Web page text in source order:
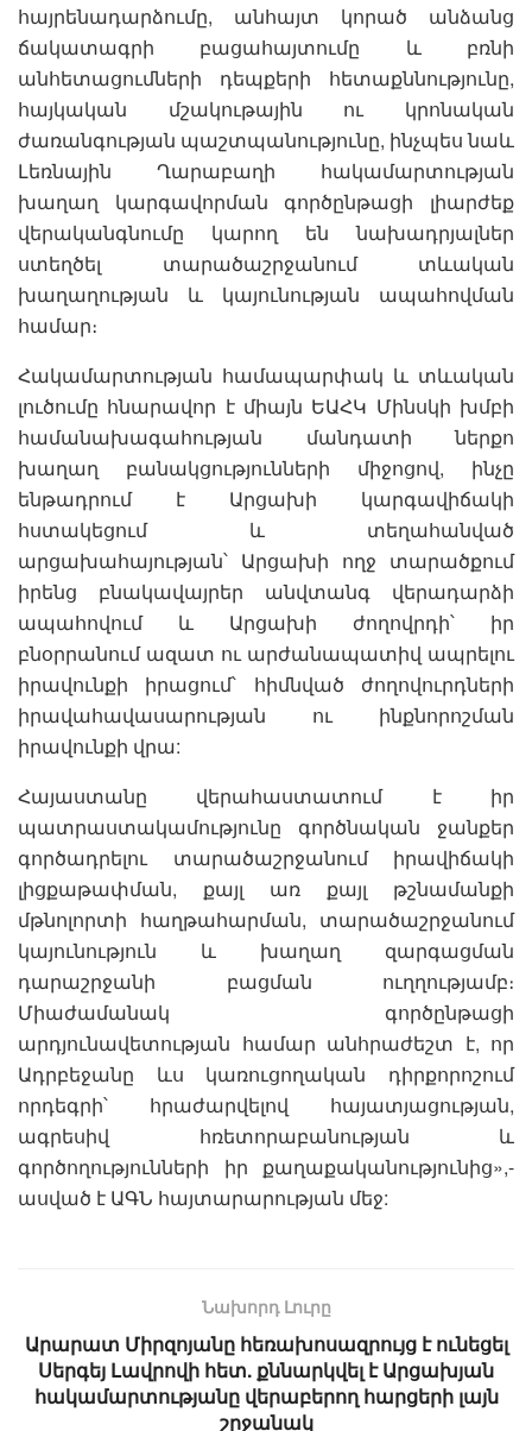
հայրենադարձումը, անհայտ կորած անձանց
ճակատագրի բացահայտումը և բռնի
անհետացումների դեպքերի հետաքննությունը,
հայկական մշակութային ու կրոնական
ժառանգության պաշտպանությունը, ինչպես նաև
Լեռնային Ղարաբաղի հակամարտության
խաղաղ կարգավորման գործընթացի լիարժեք
վերականգնումը կարող են նախադրյալներ
ստեղծել տարածաշրջանում տևական
խաղաղության և կայունության ապահովման
համար։
Հակամարտության համապարփակ և տևական
լուծումը հնարավոր է միայն ԵԱՀԿ Մինսկի խմբի
համանախագահության մանդատի ներքո
խաղաղ բանակցությունների միջոցով, ինչը
ենթադրում է Արցախի կարգավիճակի
հստակեցում և տեղահանված
արցախահայության՝ Արցախի ողջ տարածքում
իրենց բնակավայրեր անվտանգ վերադարձի
ապահովում և Արցախի ժողովրդի՝ իր
բնօրրանում ազատ ու արժանապատիվ ապրելու
իրավունքի իրացում՝ հիմնված ժողովուրդների
իրավահավասարության ու ինքնորոշման
իրավունքի վրա:
Հայաստանը վերահաստատում է իր
պատրաստակամությունը գործնական ջանքեր
գործադրելու տարածաշրջանում իրավիճակի
լիցքաթափման, քայլ առ քայլ թշնամանքի
մթնոլորտի հաղթահարման, տարածաշրջանում
կայունություն և խաղաղ զարգացման
դարաշրջանի բացման ուղղությամբ։
Միաժամանակ գործընթացի
արդյունավետության համար անհրաժեշտ է, որ
Ադրբեջանը ևս կառուցողական դիրքորոշում
որդեգրի՝ հրաժարվելով հայատյացության,
ագրեսիվ հռետորաբանության և
գործողությունների իր քաղաքականությունից»,-
ասված է ԱԳՆ հայտարարության մեջ:
Նախորդ Լուրը
Արարատ Միրզոյանը հեռախոսազրույց է ունեցել
Սերգեյ Լավրովի հետ. քննարկվել է Արցախյան
հակամարտությանը վերաբերող հարցերի լայն
շրջանակ